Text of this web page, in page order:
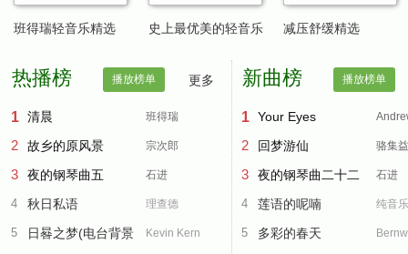
班得瑞轻音乐精选 史上最优美的轻音乐 减压舒缓精选
热播榜 播放榜单 更多
1 清晨 班得瑞
2 故乡的原风景 宗次郎
3 夜的钢琴曲五 石进
4 秋日私语 理查德
5
日晷之梦(电台背景
Kevin Kern
新曲榜 播放榜单
1 Your Eyes
2 回梦游仙 骆集益
3 夜的钢琴曲二十二 石进
4 莲语的呢喃 纯音乐
5 多彩的春天